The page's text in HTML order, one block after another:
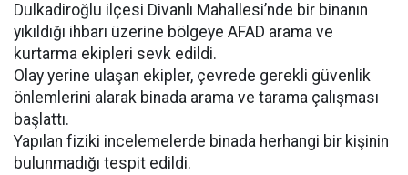
Dulkadiroğlu ilçesi Divanlı Mahallesi’nde bir binanın
yıkıldığı ihbarı üzerine bölgeye AFAD arama ve
kurtarma ekipleri sevk edildi.
Olay yerine ulaşan ekipler, çevrede gerekli güvenlik
önlemlerini alarak binada arama ve tarama çalışması
başlattı.
Yapılan fiziki incelemelerde binada herhangi bir kişinin
bulunmadığı tespit edildi.